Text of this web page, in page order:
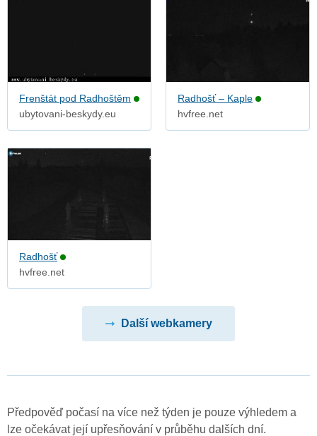
Frenštát pod Radhoštěm
ubytovani-beskydy.eu
Radhošť – Kaple
hvfree.net
Radhošť
hvfree.net
Další webkamery
Předpověď počasí na více než týden je pouze výhledem a
lze očekávat její upřesňování v průběhu dalších dní.